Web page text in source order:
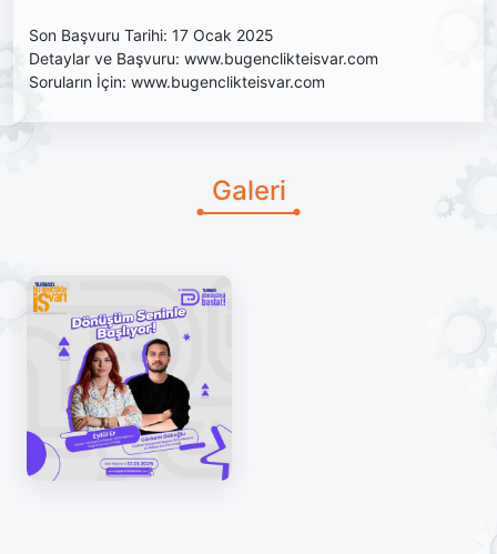
Son Başvuru Tarihi: 17 Ocak 2025
Detaylar ve Başvuru: www.bugenclikteisvar.com
Soruların İçin: www.bugenclikteisvar.com
Galeri